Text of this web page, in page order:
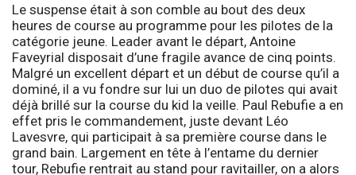
Le suspense était à son comble au bout des deux
heures de course au programme pour les pilotes de la
catégorie jeune. Leader avant le départ, Antoine
Faveyrial disposait d’une fragile avance de cinq points.
Malgré un excellent départ et un début de course qu’il a
dominé, il a vu fondre sur lui un duo de pilotes qui avait
déjà brillé sur la course du kid la veille. Paul Rebufie a en
effet pris le commandement, juste devant Léo
Lavesvre, qui participait à sa première course dans le
grand bain. Largement en tête à l’entame du dernier
tour, Rebufie rentrait au stand pour ravitailler, on a alors